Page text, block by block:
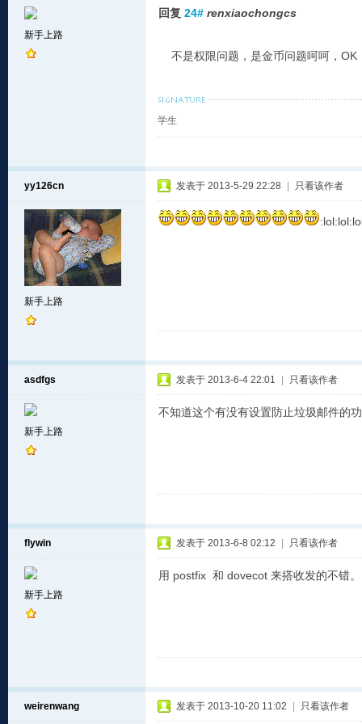
新手上路
回复 24# renxiaochongcs
不是权限问题，是金币问题呵呵，OK
学生
yy126cn
新手上路
发表于 2013-5-29 22:28 只看该作者
asdfgs
新手上路
发表于 2013-6-4 22:01 只看该作者
不知道这个有没有设置防止垃圾邮件的
flywin
新手上路
发表于 2013-6-8 02:12 只看该作者
用 postfix 和 dovecot 来搭收发的不错。
weirenwang 发表于 2013-10-20 11:02 只看该作者